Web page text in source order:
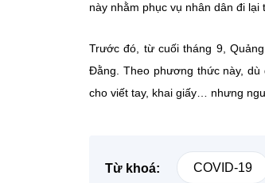
này nhằm phục vụ nhân dân đi lại
Trước đó, từ cuối tháng 9,
Đằng. Theo phương thức này,
cho viết tay, khai giấy… nhưng
Từ khoá: COVID-19